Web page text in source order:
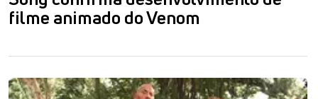
filme animado do Venom